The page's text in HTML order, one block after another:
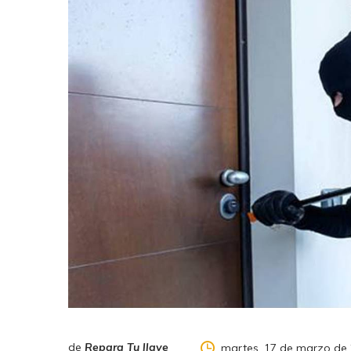
de Repara Tu llave